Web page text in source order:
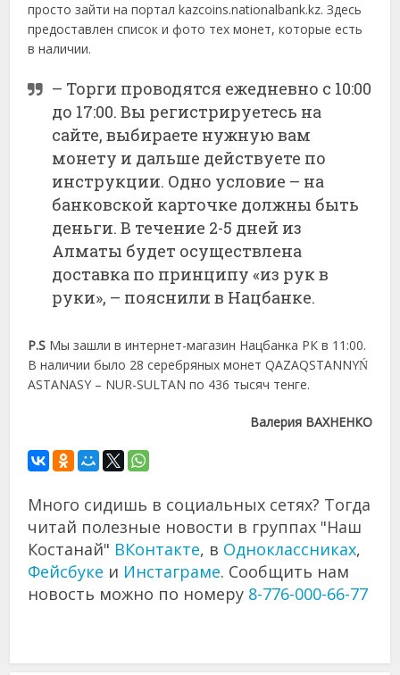
просто зайти на портал kazcoins.nationalbank.kz. Здесь
предоставлен список и фото тех монет, которые есть
в наличии.
– Торги проводятся ежедневно с 10:00
до 17:00. Вы регистрируетесь на
сайте, выбираете нужную вам
монету и дальше действуете по
инструкции. Одно условие – на
банковской карточке должны быть
деньги. В течение 2-5 дней из
Алматы будет осуществлена
доставка по принципу «из рук в
руки», – пояснили в Нацбанке.
P.S Мы зашли в интернет-магазин Нацбанка РК в 11:00.
В наличии было 28 серебряных монет QAZAQSTANNYŃ
ASTANASY – NUR-SULTAN по 436 тысяч тенге.
Валерия ВАХНЕНКО
Много сидишь в социальных сетях? Тогда
читай полезные новости в группах "Наш
Костанай" ВКонтакте, в Одноклассниках,
Фейсбуке и Инстаграме. Сообщить нам
новость можно по номеру 8-776-000-66-77